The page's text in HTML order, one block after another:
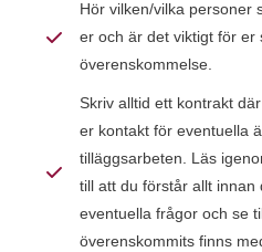
Hör vilken/vilka personer
er och är det viktigt för er
överenskommelse.
Skriv alltid ett kontrakt
er kontakt för eventuella
tilläggsarbeten. Läs
till att du förstår allt innan
eventuella frågor och se
överenskommits finns